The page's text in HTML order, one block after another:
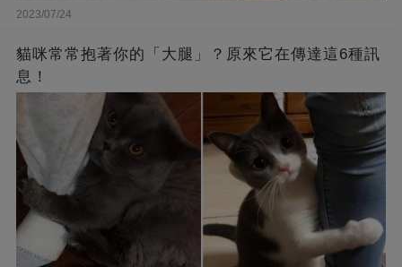
2023/07/24
貓咪常常抱著你的「大腿」？原來它在傳達這6種訊
息！